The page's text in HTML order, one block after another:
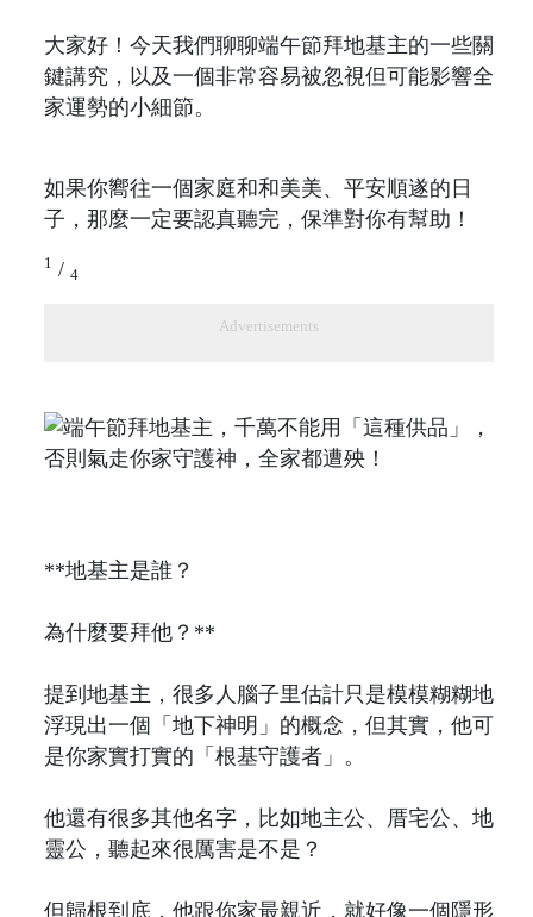
大家好！今天我們聊聊端午節拜地基主的一些關
鍵講究，以及一個非常容易被忽視但可能影響全
家運勢的小細節。
如果你嚮往一個家庭和和美美、平安順遂的日
子，那麼一定要認真聽完，保準對你有幫助！
1 / 4
Advertisements
**地基主是誰？
為什麼要拜他？**
提到地基主，很多人腦子里估計只是模模糊糊地
浮現出一個「地下神明」的概念，但其實，他可
是你家實打實的「根基守護者」。
他還有很多其他名字，比如地主公、厝宅公、地
靈公，聽起來很厲害是不是？
但歸根到底，他跟你家最親近，就好像一個隱形